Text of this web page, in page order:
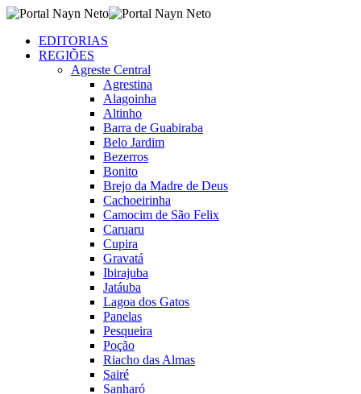
EDITORIAS
REGIÕES
Agreste Central
Agrestina
Alagoinha
Altinho
Barra de Guabiraba
Belo Jardim
Bezerros
Bonito
Brejo da Madre de Deus
Cachoeirinha
Camocim de São Felix
Caruaru
Cupira
Gravatá
Ibirajuba
Jatáuba
Lagoa dos Gatos
Panelas
Pesqueira
Poção
Riacho das Almas
Sairé
Sanharó